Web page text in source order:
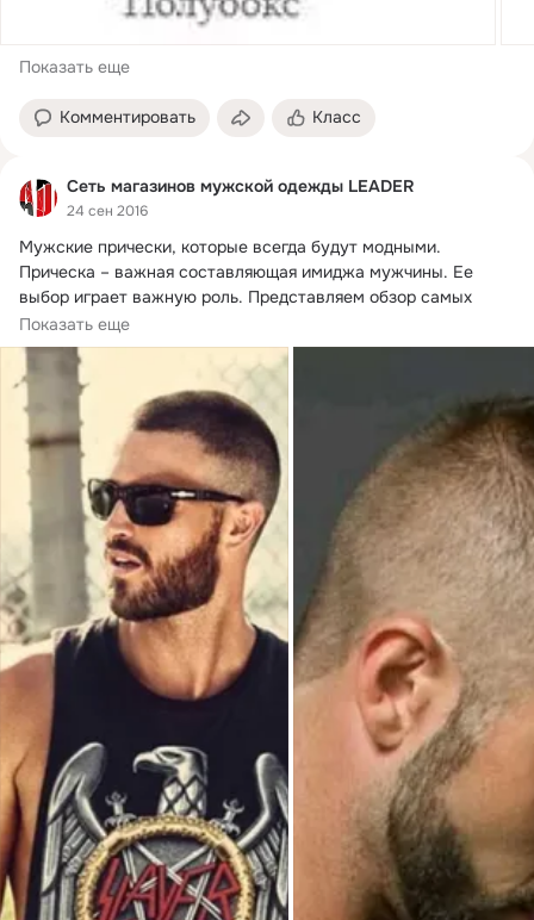
Показать еще
Комментировать Класс
Сеть магазинов мужской одежды LEADER
24 сен 2016
Мужские прически, которые всегда будут модными.
Прическа – важная составляющая имиджа мужчины. Ее
выбор играет важную роль. Представляем обзор самых
популярных стрижек, которые не выходят из моды.
Показать еще